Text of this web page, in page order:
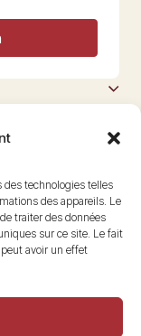
des technologies telles
des appareils. Le
traiter des données
sur ce site. Le fait
avoir un effet